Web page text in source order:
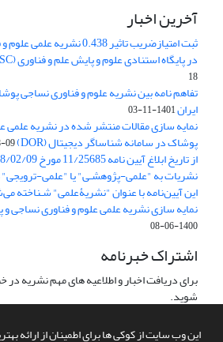
این وب سایت از کوکی ها برای اطمینان از ارائه
آخرین اخبار
ثبت امتیازضریب تاثیر 0.438
در پایگاه استنادی علوم و پایش علم و فناوری (ISC) در سال 1401
18
تفاهم نامه بین نشریه علوم و فناوری نساجی
ایران1401-11-03
نمایه سازی مقالات منتشر شده در نشریه علمی
پوشاک در سامانه شناساگر دیجیتال (DOR) 09
نشریات به "علمی-پژوهشـی" یا "علمی-
این آیین‌نامه با عنوان "نشریۀعلمی" شـناخته
نمایه سازی نشریه علمی علوم و فناوری نساجی
1400-06-08
اشتراک خبرنامه
برای دریافت اخبار و اطلاعیه های مهم نشریه
شوید.